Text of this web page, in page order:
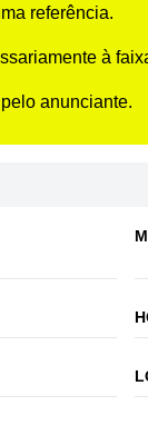
referência.
à
anunciante.